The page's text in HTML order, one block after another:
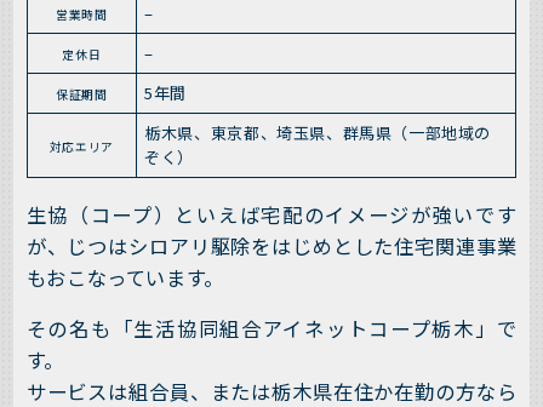
営業時間 –
定休日 –
保証期間 5年間
対応エリア
栃木県、東京都、埼玉県、群馬県（一部地域の
ぞく）
生協（コープ）といえば宅配のイメージが強いです
が、じつはシロアリ駆除をはじめとした住宅関連事業
もおこなっています。
その名も「生活協同組合アイネットコープ栃木」で
す。
サービスは組合員、または栃木県在住か在勤の方なら